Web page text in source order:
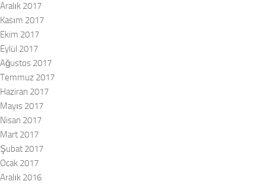
Aralık 2017
Kasım 2017
Ekim 2017
Eylül 2017
Ağustos 2017
Temmuz 2017
Haziran 2017
Mayıs 2017
Nisan 2017
Mart 2017
Şubat 2017
Ocak 2017
Aralık 2016